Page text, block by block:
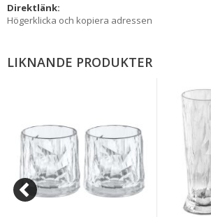
Direktlänk:
Högerklicka och kopiera adressen
LIKNANDE PRODUKTER